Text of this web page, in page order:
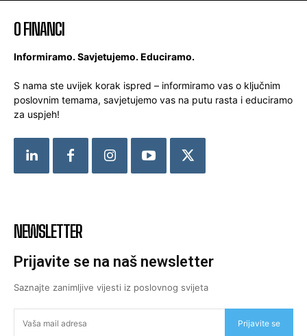
O FINANCI
Informiramo. Savjetujemo. Educiramo.
S nama ste uvijek korak ispred – informiramo vas o ključnim
poslovnim temama, savjetujemo vas na putu rasta i educiramo
za uspjeh!
NEWSLETTER
Prijavite se na naš newsletter
Saznajte zanimljive vijesti iz poslovnog svijeta
Prijavite se